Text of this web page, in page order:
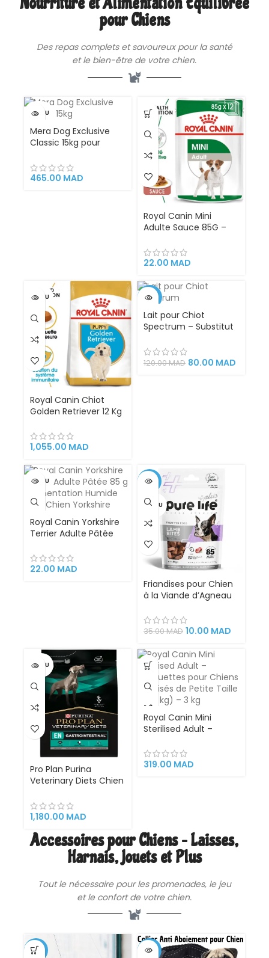
& Digestion Renforcée
pour Chiens
Des repas complets et savoureux pour la santé
et le bien-être de votre chien.
VENDU
Mera Dog Exclusive
Classic 15kg pour
465.00 MAD
Royal Canin Mini
Adulte Sauce 85G –
Complète et
Savoureuse pour
Petite Race (1 à 10 kg)
avec Soutien Digestif
et Pelage Brillant
22.00 MAD
VENDU
Royal Canin Chiot
Golden Retriever 12 Kg
saine et vitalité
1,055.00 MAD
-33%
VENDU
Lait pour Chiot
Spectrum – Substitut
Maternel – Boîte de
150g pour Croissance
120.00MAD 80.00 MAD
VENDU
Royal Canin Yorkshire
Terrier Adulte Pâtée
Humide pour Chien
Yorkshire
22.00 MAD
-71%
VENDU
Friandises pour Chien
à la Viande d’Agneau
35.00MAD 10.00 MAD
VENDU
Pro Plan Purina
Veterinary Diets Chien
Croquettes pour chien
ayant des troubles
1,180.00 MAD
Royal Canin Mini
Sterilised Adult –
Chiens Stérilisés de
Petite Taille (1–10 kg) –
319.00 MAD
Accessoires pour Chiens – Laisses,
Harnais, Jouets et Plus
Tout le nécessaire pour les promenades, le jeu
et le confort de votre chien.
-19% -31%